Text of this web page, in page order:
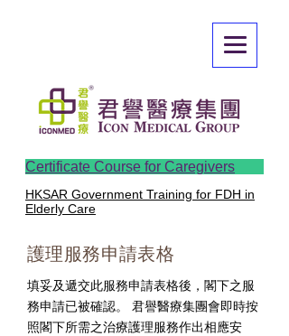
HKSAR Government Training for FDH in
Elderly Care
Certificate Course for Caregivers
護理服務申請表格
填妥及遞交此服務申請表格後，閣下之服
務申請已被確認。 君譽醫療集團會即時按
照閣下所需之治療護理服務作出相應安